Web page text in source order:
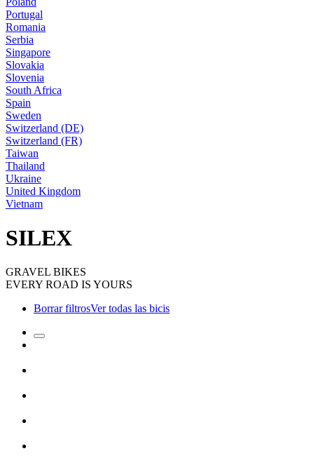
Portugal
Romania
Serbia
Singapore
Slovakia
Slovenia
South Africa
Spain
Sweden
Switzerland (DE)
Switzerland (FR)
Taiwan
Thailand
Ukraine
United Kingdom
Vietnam
SILEX
GRAVEL BIKES
EVERY ROAD IS YOURS
Borrar filtrosVer todas las bicis